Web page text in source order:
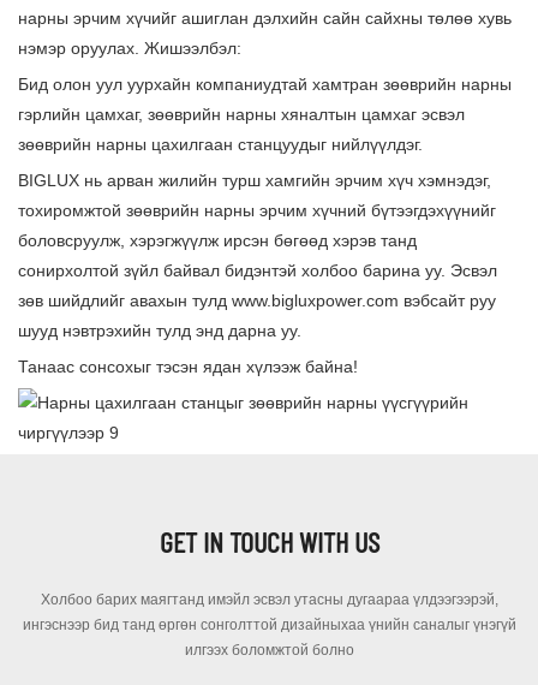
нарны эрчим хүчийг ашиглан дэлхийн сайн сайхны төлөө хувь
нэмэр оруулах. Жишээлбэл:
Бид олон уул уурхайн компаниудтай хамтран зөөврийн нарны
гэрлийн цамхаг, зөөврийн нарны хяналтын цамхаг эсвэл
зөөврийн нарны цахилгаан станцуудыг нийлүүлдэг.
BIGLUX нь арван жилийн турш хамгийн эрчим хүч хэмнэдэг,
тохиромжтой зөөврийн нарны эрчим хүчний бүтээгдэхүүнийг
боловсруулж, хэрэгжүүлж ирсэн бөгөөд хэрэв танд
сонирхолтой зүйл байвал бидэнтэй холбоо барина уу. Эсвэл
зөв шийдлийг авахын тулд www.bigluxpower.com вэбсайт руу
шууд нэвтрэхийн тулд энд дарна уу.
Танаас сонсохыг тэсэн ядан хүлээж байна!
GET IN TOUCH WITH US
Холбоо барих маягтанд имэйл эсвэл утасны дугаараа үлдээгээрэй,
ингэснээр бид танд өргөн сонголттой дизайныхаа үнийн саналыг үнэгүй
илгээх боломжтой болно